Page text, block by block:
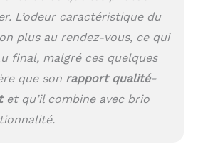
main. Occasion: Design
simple et élégant.
Convient pour le travail,
le shopping, les
voyages, les affaires et
d'autres occasions. Ce
pack est réservé aux
L’odeur caractéristique du
plus au rendez-vous, ce qui
final, malgré ces quelques
que son rapport qualité-
et qu’il combine avec brio